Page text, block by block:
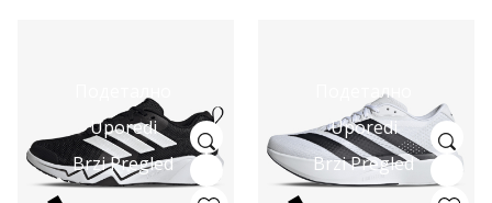
Uporedi
Brzi Pregled
Подетално
Uporedi
Brzi Pregled